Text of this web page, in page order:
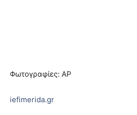
Φωτογραφίες: AP
iefimerida.gr